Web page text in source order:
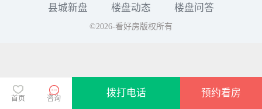
县城新盘 楼盘动态 楼盘问答
©2026-看好房版权所有
首页 咨询 拨打电话 预约看房